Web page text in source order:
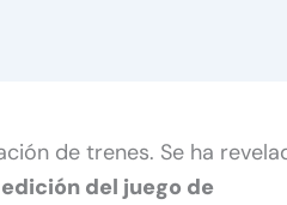
de trenes. Se ha
del juego de